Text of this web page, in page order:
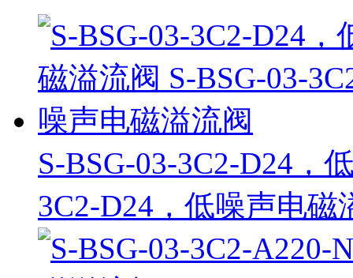
S-BSG-03-3C2-D24，
3C2-D24，低噪声电磁